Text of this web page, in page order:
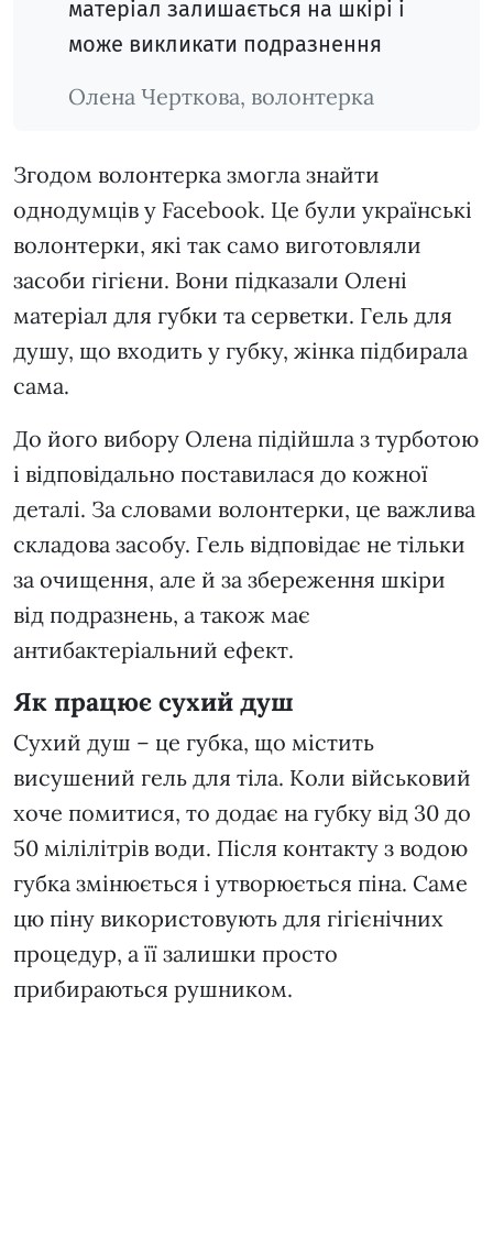
матеріал залишається на шкірі і
може викликати подразнення
Олена Черткова, волонтерка
Згодом волонтерка змогла знайти
однодумців у Facebook. Це були українські
волонтерки, які так само виготовляли
засоби гігієни. Вони підказали Олені
матеріал для губки та серветки. Гель для
душу, що входить у губку, жінка підбирала
сама.
До його вибору Олена підійшла з турботою
і відповідально поставилася до кожної
деталі. За словами волонтерки, це важлива
складова засобу. Гель відповідає не тільки
за очищення, але й за збереження шкіри
від подразнень, а також має
антибактеріальний ефект.
Як працює сухий душ
Сухий душ – це губка, що містить
висушений гель для тіла. Коли військовий
хоче помитися, то додає на губку від 30 до
50 мілілітрів води. Після контакту з водою
губка змінюється і утворюється піна. Саме
цю піну використовують для гігієнічних
процедур, а її залишки просто
прибираються рушником.